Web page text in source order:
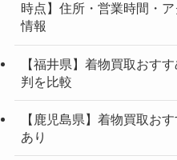
時点】住所・営業時間・
情報
【福井県】着物買取おす
判を比較
【鹿児島県】着物買取お
あり